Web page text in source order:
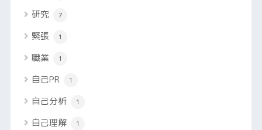
研究 7
緊張 1
職業 1
自己PR 1
自己分析 1
自己理解 1